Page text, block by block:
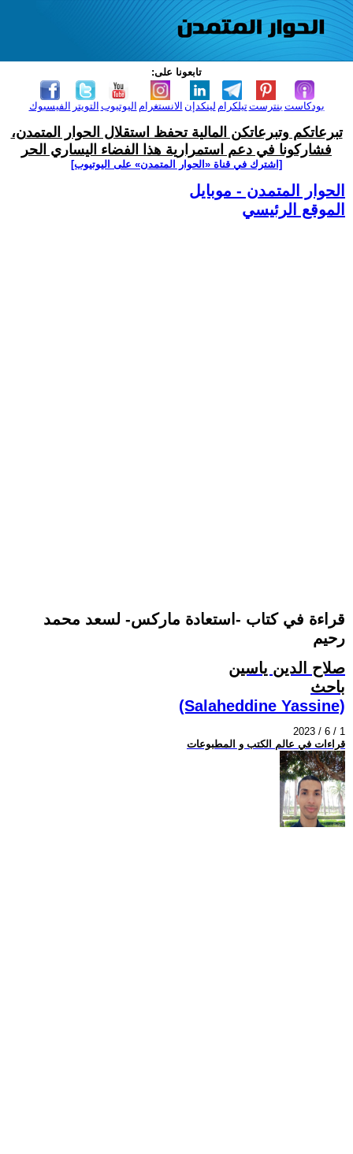
تابعونا على:
الفيسبوك التويتر اليوتيوب الانستغرام لينكدإن تيلكرامبنترست بودكاست
تبرعاتكم وتبرعاتكن المالية تحفظ استقلال الحوار المتمدن،
فشاركونا في دعم استمرارية هذا الفضاء اليساري الحر
[اشترك في قناة ‫«الحوار المتمدن» على اليوتيوب]
الحوار المتمدن - موبايل
الموقع الرئيسي
قراءة في كتاب -استعادة ماركس- لسعد محمد
رحيم
صلاح الدين ياسين
باحث
(Salaheddine Yassine)
2023 / 6 / 1
قراءات في عالم الكتب و المطبوعات